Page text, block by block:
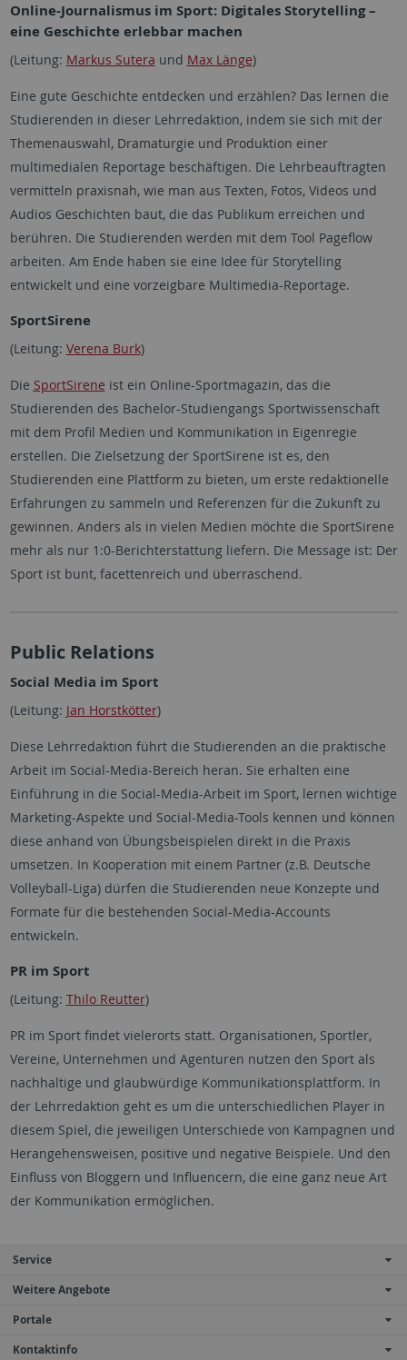
Online-Journalismus im Sport: Digitales Storytelling –
eine Geschichte erlebbar machen
(Leitung: Markus Sutera und Max Länge)
Eine gute Geschichte entdecken und erzählen? Das lernen die
Studierenden in dieser Lehrredaktion, indem sie sich mit der
Themenauswahl, Dramaturgie und Produktion einer
multimedialen Reportage beschäftigen. Die Lehrbeauftragten
vermitteln praxisnah, wie man aus Texten, Fotos, Videos und
Audios Geschichten baut, die das Publikum erreichen und
berühren. Die Studierenden werden mit dem Tool Pageflow
arbeiten. Am Ende haben sie eine Idee für Storytelling
entwickelt und eine vorzeigbare Multimedia-Reportage.
SportSirene
(Leitung: Verena Burk)
Die SportSirene ist ein Online-Sportmagazin, das die
Studierenden des Bachelor-Studiengangs Sportwissenschaft
mit dem Profil Medien und Kommunikation in Eigenregie
erstellen. Die Zielsetzung der SportSirene ist es, den
Studierenden eine Plattform zu bieten, um erste redaktionelle
Erfahrungen zu sammeln und Referenzen für die Zukunft zu
gewinnen. Anders als in vielen Medien möchte die SportSirene
mehr als nur 1:0-Berichterstattung liefern. Die Message ist: Der
Sport ist bunt, facettenreich und überraschend.
Public Relations
Social Media im Sport
(Leitung: Jan Horstkötter)
Diese Lehrredaktion führt die Studierenden an die praktische
Arbeit im Social-Media-Bereich heran. Sie erhalten eine
Einführung in die Social-Media-Arbeit im Sport, lernen wichtige
Marketing-Aspekte und Social-Media-Tools kennen und können
diese anhand von Übungsbeispielen direkt in die Praxis
umsetzen. In Kooperation mit einem Partner (z.B. Deutsche
Volleyball-Liga) dürfen die Studierenden neue Konzepte und
Formate für die bestehenden Social-Media-Accounts
entwickeln.
PR im Sport
(Leitung: Thilo Reutter)
PR im Sport findet vielerorts statt. Organisationen, Sportler,
Vereine, Unternehmen und Agenturen nutzen den Sport als
nachhaltige und glaubwürdige Kommunikationsplattform. In
der Lehrredaktion geht es um die unterschiedlichen Player in
diesem Spiel, die jeweiligen Unterschiede von Kampagnen und
Herangehensweisen, positive und negative Beispiele. Und den
Einfluss von Bloggern und Influencern, die eine ganz neue Art
der Kommunikation ermöglichen.
Service
Weitere Angebote
Portale
Kontaktinfo